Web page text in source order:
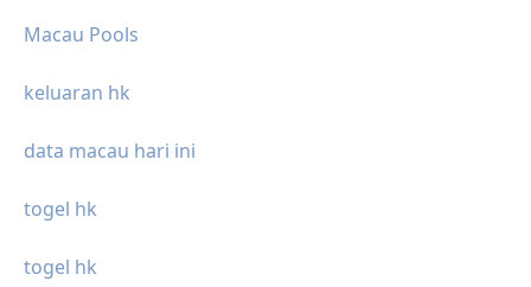
Macau Pools
keluaran hk
data macau hari ini
togel hk
togel hk